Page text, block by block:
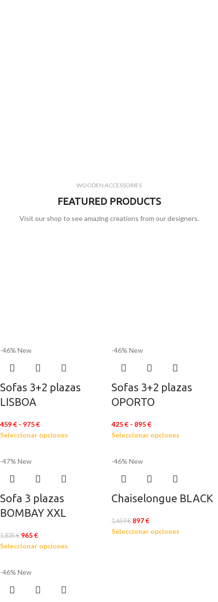
WOODEN ACCESSORIES
FEATURED PRODUCTS
Visit our shop to see amazing creations from our designers.
-46% New
Sofas 3+2 plazas
LISBOA
459€ - 975€
Seleccionar opciones
-46% New
Sofas 3+2 plazas
OPORTO
425€ - 895€
Seleccionar opciones
-47% New
Sofa 3 plazas
BOMBAY XXL
1.835€ 965€
Seleccionar opciones
-46% New
Chaiselongue BLACK
1.659€ 897€
Seleccionar opciones
-46% New